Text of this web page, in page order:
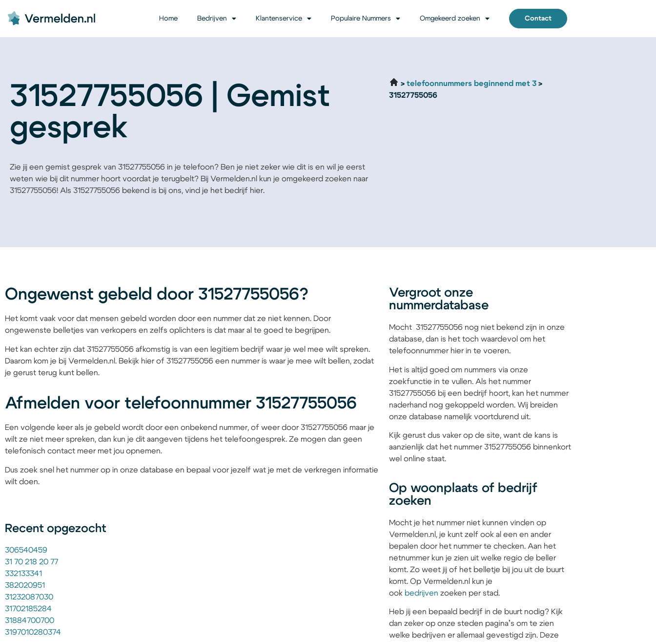
Home Bedrijven Klantenservice Populaire Nummers Omgekeerd zoeken Contact
31527755056 | Gemist
gesprek
Zie jij een gemist gesprek van 31527755056 in je telefoon? Ben je niet zeker wie dit is en wil je eerst
weten wie bij dit nummer hoort voordat je terugbelt? Bij Vermelden.nl kun je omgekeerd zoeken naar
31527755056! Als 31527755056 bekend is bij ons, vind je het bedrijf hier.
telefoonnummers beginnend met 3
31527755056
Ongewenst gebeld door 31527755056?
Het komt vaak voor dat mensen gebeld worden door een nummer dat ze niet kennen. Door
ongewenste belletjes van verkopers en zelfs oplichters is dat maar al te goed te begrijpen.
Het kan echter zijn dat 31527755056 afkomstig is van een legitiem bedrijf waar je wel mee wilt spreken.
Daarom kom je bij Vermelden.nl. Bekijk hier of 31527755056 een nummer is waar je mee wilt bellen, zodat
je gerust terug kunt bellen.
Afmelden voor telefoonnummer 31527755056
Een volgende keer als je gebeld wordt door een onbekend nummer, of weer door 31527755056 maar je
wilt ze niet meer spreken, dan kun je dit aangeven tijdens het telefoongesprek. Ze mogen dan geen
telefonisch contact meer met jou opnemen.
Dus zoek snel het nummer op in onze database en bepaal voor jezelf wat je met de verkregen informatie
wilt doen.
Recent opgezocht
306540459
31 70 218 20 77
332133341
382020951
31232087030
31702185284
31884700700
3197010280374
Vergroot onze
nummerdatabase
Mocht 31527755056 nog niet bekend zijn in onze
database, dan is het toch waardevol om het
telefoonnummer hier in te voeren.
Het is altijd goed om nummers via onze
zoekfunctie in te vullen. Als het nummer
31527755056 bij een bedrijf hoort, kan het nummer
naderhand nog gekoppeld worden. Wij breiden
onze database namelijk voortdurend uit.
Kijk gerust dus vaker op de site, want de kans is
aanzienlijk dat het nummer 31527755056 binnenkort
wel online staat.
Op woonplaats of bedrijf
zoeken
Mocht je het nummer niet kunnen vinden op
Vermelden.nl, je kunt zelf ook al een en ander
bepalen door het nummer te checken. Aan het
netnummer kun je zien uit welke regio de beller
komt. Zo weet jij of het belletje bij jou uit de buurt
komt. Op Vermelden.nl kun je
ook bedrijven zoeken per stad.
Heb jij een bepaald bedrijf in de buurt nodig? Kijk
dan zeker op onze steden pagina’s om te zien
welke bedrijven er allemaal gevestigd zijn. Deze